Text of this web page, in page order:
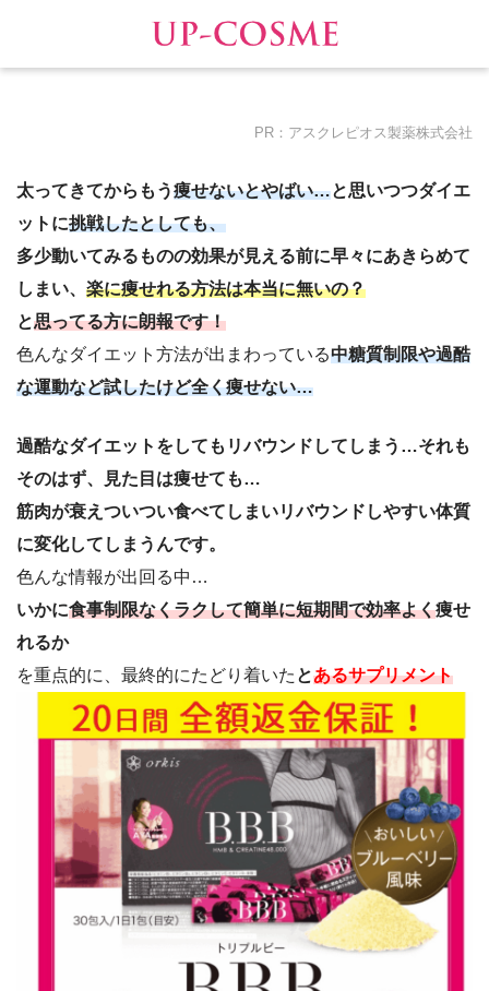
PR：アスクレピオス製薬株式会社
太ってきてからもう痩せないとやばい…と思いつつダイエ
ットに挑戦したとしても、
多少動いてみるものの効果が見える前に早々にあきらめて
しまい、 楽に痩せれる方法は本当に無いの？
と思ってる方に朗報です！
色んなダイエット方法が出まわっている中糖質制限や過酷
な運動など試したけど全く痩せない…
過酷なダイエットをしても リバウンドしてしまう…それも
そのはず、見た目は痩せても…
筋肉が衰えついつい食べてしまいリバウンドしやすい体質
に変化してしまうんです。
色んな情報が出回る中…
いかに食事制限なくラクして簡単に短期間で効率よく痩せ
れるか
を重点的に、最終的にたどり着いた とあるサプリメント